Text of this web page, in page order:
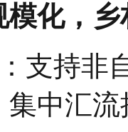
模化，
支持非
集中汇